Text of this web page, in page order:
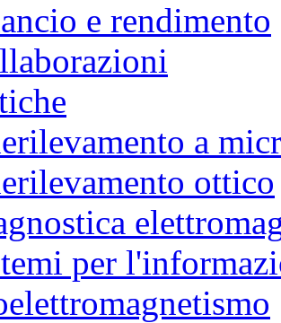
e rendimento
a
ottico
per